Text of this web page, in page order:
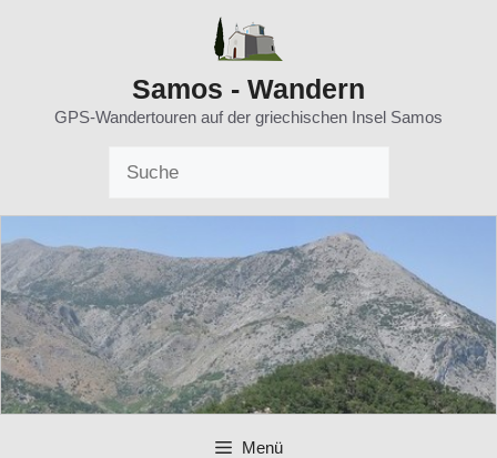
Samos - Wandern
GPS-Wandertouren auf der griechischen Insel Samos
Menü